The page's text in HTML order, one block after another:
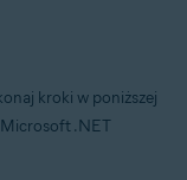
kroki w poniższej
.NET